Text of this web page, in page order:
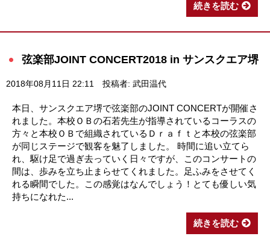
続きを読む
弦楽部JOINT CONCERT2018 in サンスクエア堺
2018年08月11日 22:11 投稿者: 武田温代
本日、サンスクエア堺で弦楽部のJOINT CONCERTが開催さ
れました。本校ＯＢの石若先生が指導されているコーラスの
方々と本校ＯＢで組織されているＤｒａｆｔと本校の弦楽部
が同じステージで観客を魅了しました。 時間に追い立てら
れ、駆け足で過ぎ去っていく日々ですが、このコンサートの
間は、歩みを立ち止まらせてくれました。足ふみをさせてく
れる瞬間でした。この感覚はなんでしょう！とても優しい気
持ちになれた...
続きを読む